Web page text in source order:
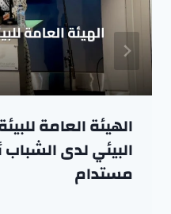
الهيئة العامة
البيئي لدى
مستدام